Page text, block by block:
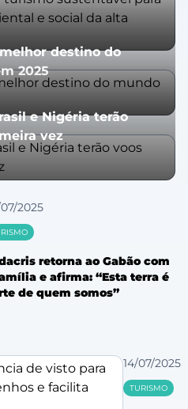
destino do
2025
e Nigéria terão
vez
2025
retorna ao Gabão com
e afirma: “Esta terra é
de quem somos”
14/07/2025
TURISMO